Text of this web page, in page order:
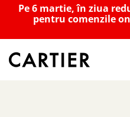
Pe 6 martie, în ziua
pentru comenzile